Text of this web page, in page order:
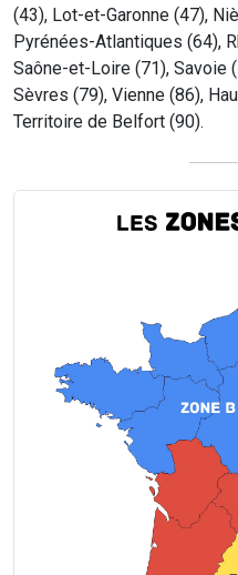
(43), Lot-et-Garonne (47),
Pyrénées-Atlantiques (64),
Saône-et-Loire (71), Savoie
Sèvres (79), Vienne (86),
Territoire de Belfort (90).